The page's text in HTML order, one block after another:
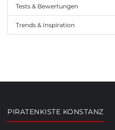
Tests & Bewertungen
Trends & Inspiration
PIRATENKISTE KONSTANZ